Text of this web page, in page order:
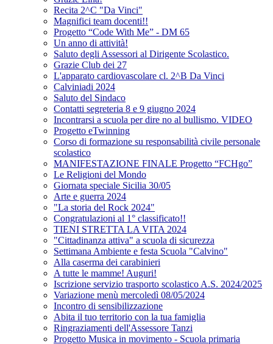
Recita 2^C "Da Vinci"
Magnifici team docenti!!
Progetto “Code With Me” - DM 65
Un anno di attività!
Saluto degli Assessori al Dirigente Scolastico.
Grazie Club dei 27
L'apparato cardiovascolare cl. 2^B Da Vinci
Calviniadi 2024
Saluto del Sindaco
Contatti segreteria 8 e 9 giugno 2024
Incontrarsi a scuola per dire no al bullismo. VIDEO
Progetto eTwinning
Corso di formazione su responsabilità civile personale
scolastico
MANIFESTAZIONE FINALE Progetto “FCHgo”
Le Religioni del Mondo
Giornata speciale Sicilia 30/05
Arte e guerra 2024
"La storia del Rock 2024"
Congratulazioni al 1° classificato!!
TIENI STRETTA LA VITA 2024
"Cittadinanza attiva" a scuola di sicurezza
Settimana Ambiente e festa Scuola "Calvino"
Alla caserma dei carabinieri
A tutte le mamme! Auguri!
Iscrizione servizio trasporto scolastico A.S. 2024/2025
Variazione menù mercoledì 08/05/2024
Incontro di sensibilizzazione
Abita il tuo territorio con la tua famiglia
Ringraziamenti dell'Assessore Tanzi
Progetto Musica in movimento - Scuola primaria